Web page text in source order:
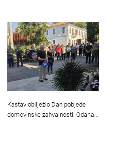
Kastav obilježio Dan pobjede i
domovinske zahvalnosti: Odana…